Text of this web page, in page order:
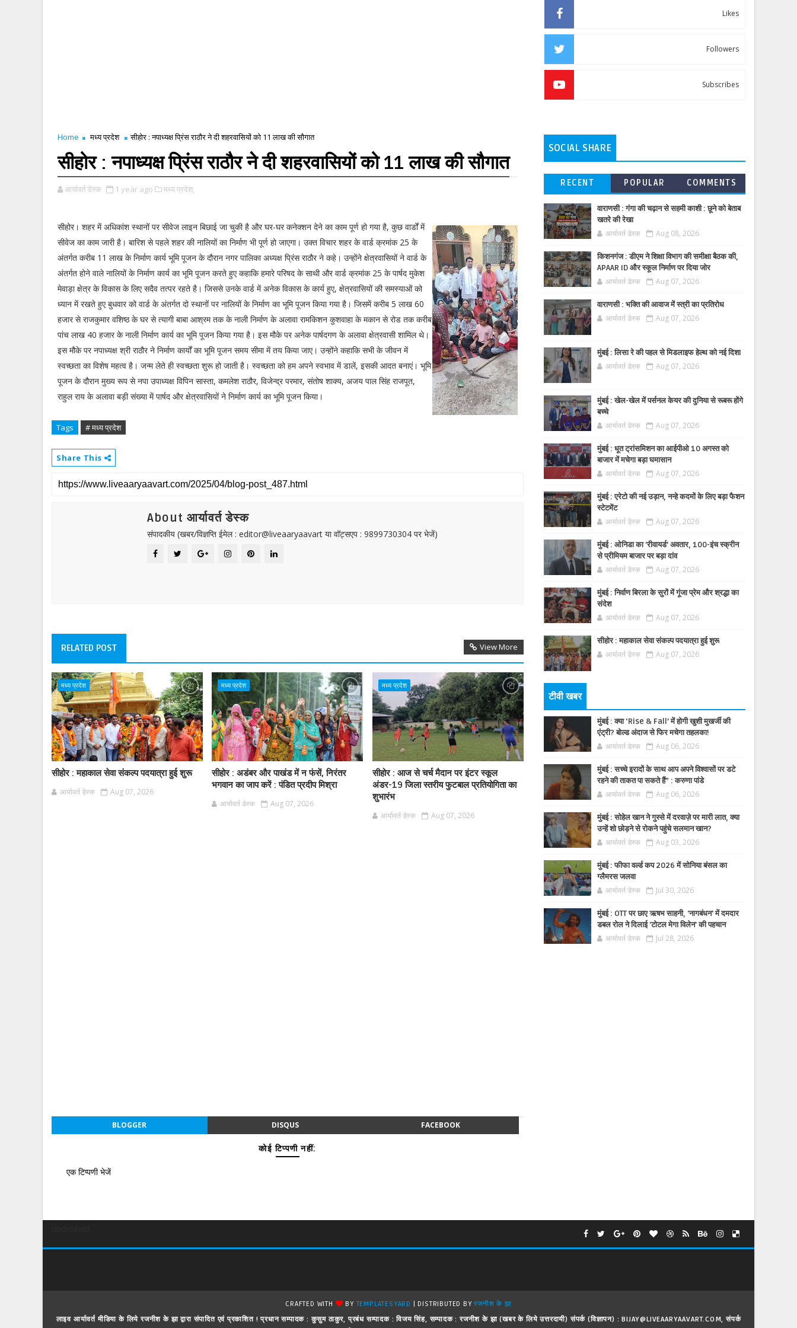
Home मध्य प्रदेश सीहोर : नपाध्यक्ष प्रिंस राठौर ने दी शहरवासियों को 11 लाख की सौगात
सीहोर : नपाध्यक्ष प्रिंस राठौर ने दी शहरवासियों को 11 लाख की सौगात
आर्यावर्त डेस्क 1 year ago मध्य प्रदेश,
सीहोर। शहर में अधिकांश स्थानों पर सीवेज लाइन बिछाई जा चुकी है और घर-घर कनेक्शन देने का काम पूर्ण हो गया है, कुछ वार्डों में
सीवेज का काम जारी है। बारिश से पहले शहर की नालियों का निर्माण भी पूर्ण हो जाएगा। उक्त विचार शहर के वार्ड क्रमांक 25 के
अंतर्गत करीब 11 लाख के निर्माण कार्य भूमि पूजन के दौरान नगर पालिका अध्यक्ष प्रिंस राठौर ने कहे। उन्होंने क्षेत्रवासियों ने वार्ड के
अंतर्गत होने वाले नालियों के निर्माण कार्य का भूमि पूजन करते हुए कहाकि हमारे परिषद के साथी और वार्ड क्रमांक 25 के पार्षद मुकेश
मेवाड़ा क्षेत्र के विकास के लिए सदैव तत्पर रहते है। जिससे उनके वार्ड में अनेक विकास के कार्य हुए, क्षेत्रवासियों की समस्याओं को
ध्यान में रखते हुए बुधवार को वार्ड के अंतर्गत दो स्थानों पर नालियों के निर्माण का भूमि पूजन किया गया है। जिसमें करीब 5 लाख 60
हजार से राजकुमार वशिष्ठ के घर से त्यागी बाबा आश्रम तक के नाली निर्माण के अलावा रामकिशन कुशवाहा के मकान से रोड तक करीब
पांच लाख 40 हजार के नाली निर्माण कार्य का भूमि पूजन किया गया है। इस मौके पर अनेक पार्षदगण के अलावा क्षेत्रवासी शामिल थे।
इस मौके पर नपाध्यक्ष श्री राठौर ने निर्माण कार्यों का भूमि पूजन समय सीमा में तय किया जाए। उन्होंने कहाकि सभी के जीवन में
स्वच्छता का विशेष महत्व है। जन्म लेते ही स्वच्छता शुरू हो जाती है। स्वच्छता को हम अपने स्वभाव में डालें, इसकी आदत बनाएं। भूमि
पूजन के दौरान मुख्य रूप से नपा उपाध्यक्ष विपिन सास्ता, कमलेश राठौर, विजेन्द्र परमार, संतोष शाक्य, अजय पाल सिंह राजपूत,
राहुल राय के अलावा बड़ी संख्या में पार्षद और क्षेत्रवासियों ने निर्माण कार्य का भूमि पूजन किया।
Tags # मध्य प्रदेश
Share This
About आर्यावर्त डेस्क
संपादकीय (खबर/विज्ञप्ति ईमेल : editor@liveaaryaavart या वॉट्सएप : 9899730304 पर भेजें)
RELATED POST View More
मध्य प्रदेश
सीहोर : महाकाल सेवा संकल्प पदयात्रा हुई शुरू
आर्यावर्त डेस्क Aug 07, 2026
मध्य प्रदेश
सीहोर : अडंबर और पाखंड में न फंसें, निरंतर
भगवान का जाप करें : पंडित प्रदीप मिश्रा
आर्यावर्त डेस्क Aug 07, 2026
मध्य प्रदेश
सीहोर : आज से चर्च मैदान पर इंटर स्कूल
अंडर-19 जिला स्तरीय फुटबाल प्रतियोगिता का
शुभारंभ
आर्यावर्त डेस्क Aug 07, 2026
BLOGGER DISQUS FACEBOOK
कोई टिप्पणी नहीं:
एक टिप्पणी भेजें
Likes
Followers
Subscribes
SOCIAL SHARE
RECENT POPULAR COMMENTS
वाराणसी : गंगा की चढ़ान से सहमी काशी : छूने को बेताब
खतरे की रेखा
आर्यावर्त डेस्क Aug 08, 2026
किशनगंज : डीएम ने शिक्षा विभाग की समीक्षा बैठक की,
APAAR ID और स्कूल निर्माण पर दिया जोर
आर्यावर्त डेस्क Aug 07, 2026
वाराणसी : भक्ति की आवाज में स्त्री का प्रतिरोध
आर्यावर्त डेस्क Aug 07, 2026
मुंबई : लिसा रे की पहल से मिडलाइफ हेल्थ को नई दिशा
आर्यावर्त डेस्क Aug 07, 2026
मुंबई : खेल-खेल में पर्सनल केयर की दुनिया से रूबरू होंगे
बच्चे
आर्यावर्त डेस्क Aug 07, 2026
मुंबई : धूत ट्रांसमिशन का आईपीओ 10 अगस्त को
बाजार में मचेगा बड़ा घमासान
आर्यावर्त डेस्क Aug 07, 2026
मुंबई : एरेटो की नई उड़ान, नन्हे कदमों के लिए बड़ा फैशन
स्टेटमेंट
आर्यावर्त डेस्क Aug 07, 2026
मुंबई : ओनिडा का 'रीवायर्ड’ अवतार, 100-इंच स्क्रीन
से प्रीमियम बाजार पर बड़ा दांव
आर्यावर्त डेस्क Aug 07, 2026
मुंबई : निर्वाण बिरला के सुरों में गूंजा प्रेम और श्रद्धा का
संदेश
आर्यावर्त डेस्क Aug 07, 2026
सीहोर : महाकाल सेवा संकल्प पदयात्रा हुई शुरू
आर्यावर्त डेस्क Aug 07, 2026
टीवी खबर
मुंबई : क्या ‘Rise & Fall’ में होगी खुशी मुखर्जी की
एंट्री? बोल्ड अंदाज से फिर मचेगा तहलका!
आर्यावर्त डेस्क Aug 06, 2026
मुंबई : सच्चे इरादों के साथ आप अपने विश्वासों पर डटे
रहने की ताकत पा सकते हैं” : करुणा पांडे
आर्यावर्त डेस्क Aug 06, 2026
मुंबई : सोहेल खान ने गुस्से में दरवाज़े पर मारी लात, क्या
उन्हें शो छोड़ने से रोकने पहुंचे सलमान खान?
आर्यावर्त डेस्क Aug 03, 2026
मुंबई : फीफा वर्ल्ड कप 2026 में सोनिया बंसल का
ग्लैमरस जलवा
आर्यावर्त डेस्क Jul 30, 2026
मुंबई : OTT पर छाए ऋषभ साहनी, 'नागबंधन' में दमदार
डबल रोल ने दिलाई 'टोटल मेगा विलेन' की पहचान
आर्यावर्त डेस्क Jul 28, 2026
CRAFTED WITH BYTEMPLATESYARD | DISTRIBUTED BYरजनीश के झा
लाइव आर्यावर्त मीडिया के लिये रजनीश के झा द्वारा संपादित एवं प्रकाशित ! प्रधान सम्पादक : कुसुम ठाकुर, प्रबंध सम्पादक : विजय सिंह, सम्पादक : रजनीश के झा (खबर के लिये उत्तरदायी) संपर्क (विज्ञापन) : BIJAY@LIVEAARYAAVART.COM, संपर्क